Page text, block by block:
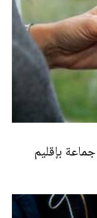
بإقليم